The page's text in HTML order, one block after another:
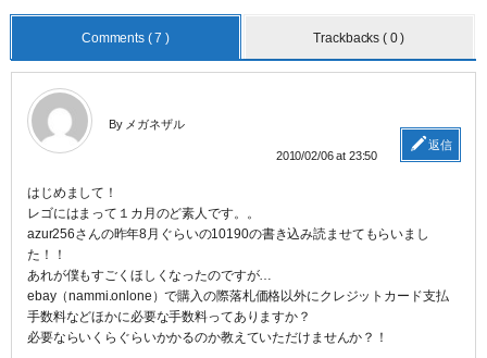
Comments ( 7 ) Trackbacks ( 0 )
By メガネザル
2010/02/06 at 23:50
返信
はじめまして！
レゴにはまって１カ月のど素人です。。
azur256さんの昨年8月ぐらいの10190の書き込み読ませてもらいまし
た！！
あれが僕もすごくほしくなったのですが…
ebay（nammi.onlone）で購入の際落札価格以外にクレジットカード支払
手数料などほかに必要な手数料ってありますか？
必要ならいくらぐらいかかるのか教えていただけませんか？！